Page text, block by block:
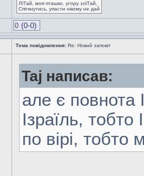
ЛіТай, моя пташко, угору зліТай,
Спіткнутись, упасти нікому не дай
0 (0-0)
Тема повідомлення: Re: Новий заповіт
Taj написав:
але є повнота
Ізраїль, тобто
по вірі, тобто